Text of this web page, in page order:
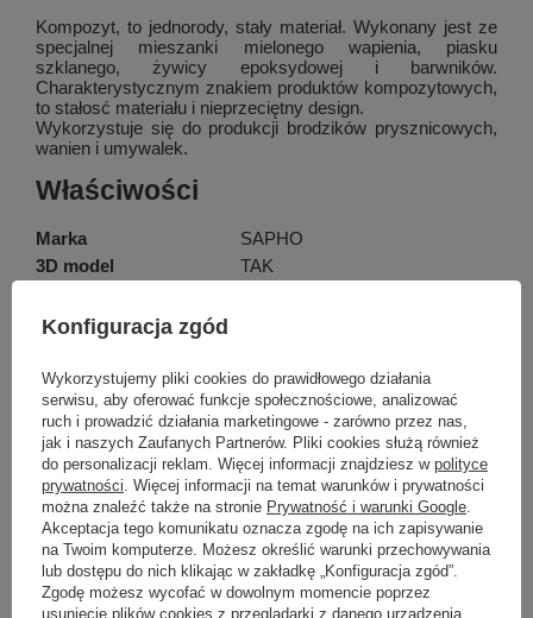
Kompozyt, to jednorody, stały materiał. Wykonany jest ze
specjalnej mieszanki mielonego wapienia, piasku
szklanego, żywicy epoksydowej i barwników.
Charakterystycznym znakiem produktów kompozytowych,
to stałosć materiału i nieprzeciętny design.
Wykorzystuje się do produkcji brodzików prysznicowych,
wanien i umywalek.
Właściwości
Marka
SAPHO
3D model
TAK
Szerokość
Głębokość
460 mm
Kolor
Biały
Materiał
Kompozyt
Instalacja
Zawieszenie na ścianie - śruby
Typ umywalki
Umywalka podwójna
Ilość otworów na baterię2 otwory
Przelew
TAK
Kształt
Prostokątny
Waga / szt.
23.0000 kg
Marka Sapho
Podmiot odpowiedzialny za ten
produkt na terenie UE
UBC s.r.o. Więcej
Symbol AT100-2
Potrzebujesz pomocy? Masz pytania?
Konfiguracja zgód
Wykorzystujemy pliki cookies do prawidłowego działania
serwisu, aby oferować funkcje społecznościowe, analizować
ruch i prowadzić działania marketingowe - zarówno przez nas,
jak i naszych Zaufanych Partnerów. Pliki cookies służą również
do personalizacji reklam. Więcej informacji znajdziesz w polityce
prywatności . Więcej informacji na temat warunków i prywatności
można znaleźć także na stronie Prywatność i warunki Google
Akceptacja tego komunikatu oznacza zgodę na ich zapisywanie
na Twoim komputerze. Możesz określić warunki przechowywania
lub dostępu do nich klikając w zakładkę „Konfiguracja zgód”.
Zgodę możesz wycofać w dowolnym momencie poprzez
usunięcie plików cookies z przeglądarki z danego urządzenia